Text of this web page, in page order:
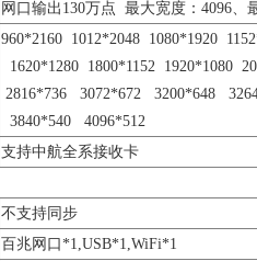
网口输出130万点 最大宽度：4096、
960*2160 1012*2048 1080*1920
1620*1280 1800*1152 1920*1080
2816*736 3072*672 3200*648
3840*540 4096*512
支持中航全系接收卡
不支持同步
百兆网口*1,USB*1,WiFi*1